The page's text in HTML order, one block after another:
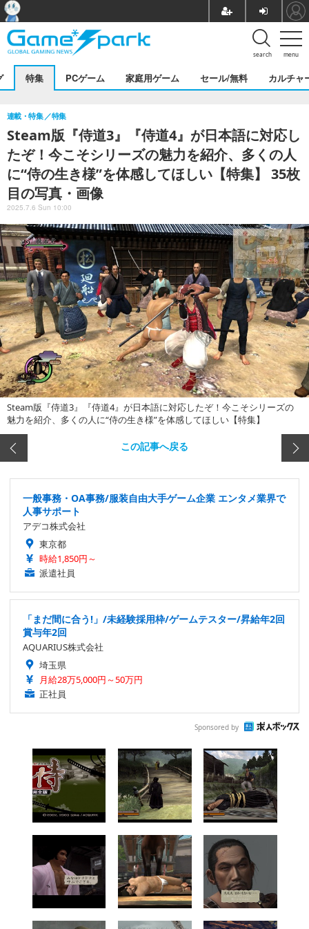
menu
search
特集 PCゲーム 家庭用ゲーム セール/無料 カルチャ
Steam版『侍道3』『侍道4』が日本語に対応し
たぞ！今こそシリーズの魅力を紹介、多くの人
に“侍の生き様”を体感してほしい【特集】 35枚
目の写真・画像
連載・特集 特集
2025.7.6 Sun 10:00
Steam版『侍道3』『侍道4』が日本語に対応したぞ！今こそシリーズの
魅力を紹介、多くの人に“侍の生き様”を体感してほしい【特集】
この記事へ戻る
一般事務・OA事務/服装自由大手ゲーム企業 エンタメ業界で
人事サポート
アデコ株式会社
東京都
時給1,850円～
派遣社員
「まだ間に合う!」/未経験採用枠/ゲームテスター/昇給年2回
賞与年2回
AQUARIUS株式会社
埼玉県
月給28万5,000円～50万円
正社員
Sponsored by